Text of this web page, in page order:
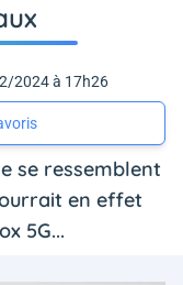
2024 à 17h26
se ressemblent
en effet
5G...